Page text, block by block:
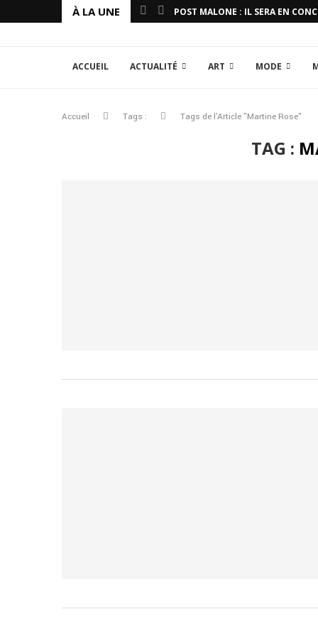
À LA UNE POST MALONE : IL SERA EN
ACCUEIL ACTUALITÉ ART MODE
Accueil Tags : Tags de l'Article "Martine Rose"
TAG :